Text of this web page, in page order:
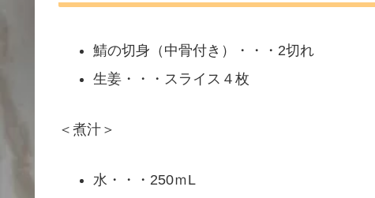
鯖の切身（中骨付き）・・・2切れ
生姜・・・スライス４枚
＜煮汁＞
水・・・250ｍL